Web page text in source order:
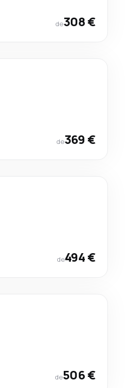
de308 €
de369 €
de494 €
de506 €